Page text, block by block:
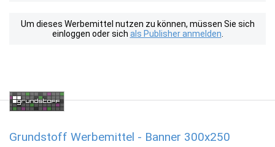
Um dieses Werbemittel nutzen zu können, müssen Sie sich
einloggen oder sich als Publisher anmelden
Grundstoff Werbemittel - Banner 300x250